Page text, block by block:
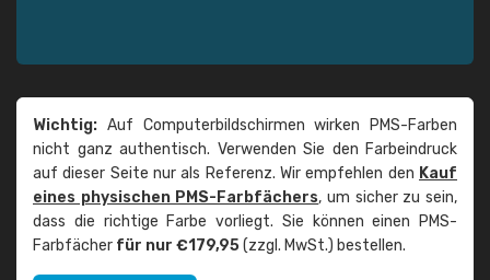
Wichtig: Auf Computerbildschirmen wirken PMS-Farben
nicht ganz authentisch. Verwenden Sie den Farbeindruck
auf dieser Seite nur als Referenz. Wir empfehlen den Kauf
eines physischen PMS-Farbfächers, um sicher zu sein,
dass die richtige Farbe vorliegt. Sie können einen PMS-
Farbfächer für nur €179,95(zzgl. MwSt.) bestellen.